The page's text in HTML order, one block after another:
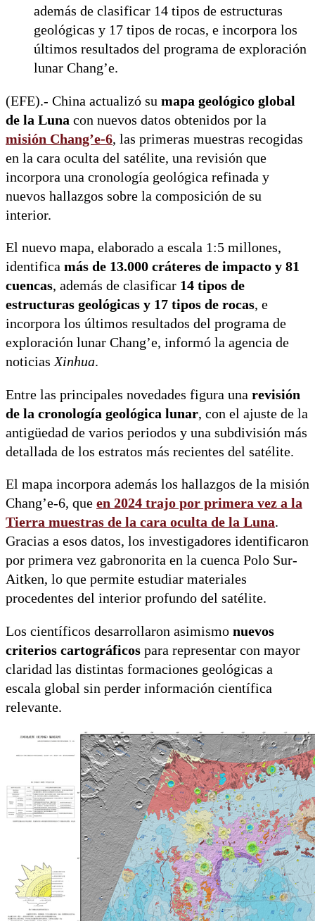
además de clasificar 14 tipos de estructuras
geológicas y 17 tipos de rocas, e incorpora los
últimos resultados del programa de exploración
lunar Chang’e.
(EFE).- China actualizó su mapa geológico global
de la Luna con nuevos datos obtenidos por la
misión Chang’e-6, las primeras muestras recogidas
en la cara oculta del satélite, una revisión que
incorpora una cronología geológica refinada y
nuevos hallazgos sobre la composición de su
interior.
El nuevo mapa, elaborado a escala 1:5 millones,
identifica más de 13.000 cráteres de impacto y 81
cuencas, además de clasificar 14 tipos de
estructuras geológicas y 17 tipos de rocas, e
incorpora los últimos resultados del programa de
exploración lunar Chang’e, informó la agencia de
noticias Xinhua.
Entre las principales novedades figura una revisión
de la cronología geológica lunar, con el ajuste de la
antigüedad de varios periodos y una subdivisión más
detallada de los estratos más recientes del satélite.
El mapa incorpora además los hallazgos de la misión
Chang’e-6, que en 2024 trajo por primera vez a la
Tierra muestras de la cara oculta de la Luna.
Gracias a esos datos, los investigadores identificaron
por primera vez gabronorita en la cuenca Polo Sur-
Aitken, lo que permite estudiar materiales
procedentes del interior profundo del satélite.
Los científicos desarrollaron asimismo nuevos
criterios cartográficos para representar con mayor
claridad las distintas formaciones geológicas a
escala global sin perder información científica
relevante.